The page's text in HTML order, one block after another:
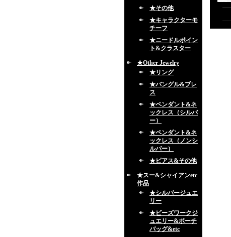
★その他
★キャラクターモ
チーフ
★ニードルポイン
ト&クラスター
★Other Jewelry
★リング
★バングル&ブレ
ス
★ペンダント&ネ
ックレス（シルバ
ー）
★ペンダント&ネ
ックレス（ノンシ
ルバー）
★ピアス&その他
★スー&シャイアンetc
作品
★シルバージュエ
リー
★ビーズワークジ
ュエリー&ポーチ
バッグ&etc